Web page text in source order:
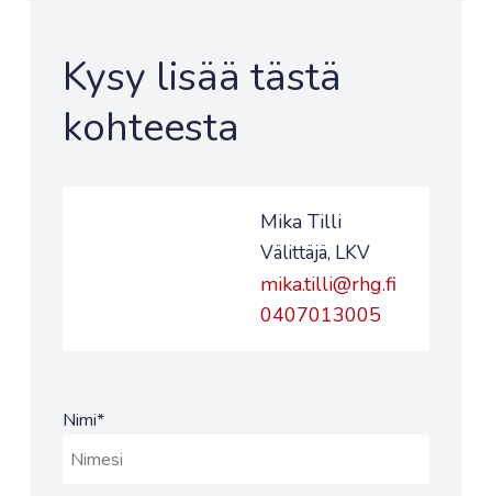
Kysy lisää tästä
kohteesta
Mika Tilli
Välittäjä, LKV
mika.tilli@rhg.fi
0407013005
Nimi*